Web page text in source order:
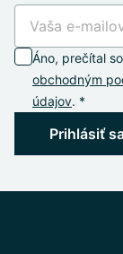
Áno, prečítal
obchodným
údajov. *
Prihlásiť